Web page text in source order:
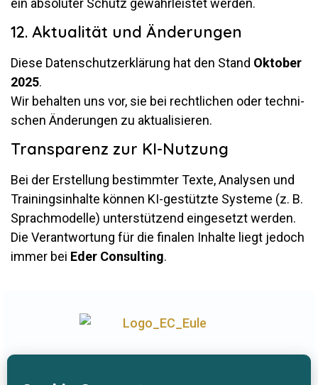
12. Aktualität und Änderungen
Diese Da­ten­schutz­er­klä­rung hat den Stand Ok­tober
2025.
Wir be­halten uns vor, sie bei recht­li­chen oder tech­ni­
schen Än­de­rungen zu aktualisieren.
Transparenz zur KI-Nutzung
Bei der Er­stel­lung be­stimmter Texte, Ana­lysen und
Trai­nings­in­halte können KI-ge­stützte Sys­teme (z. B.
Sprach­mo­delle) un­ter­stüt­zend ein­ge­setzt werden.
Die Ver­ant­wor­tung für die fi­nalen In­halte liegt je­doch
immer bei Eder Con­sul­ting.